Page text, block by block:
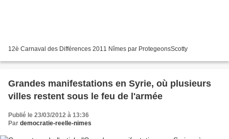
12è Carnaval des Différences 2011 Nîmes par ProtegeonsScotty
Grandes manifestations en Syrie, où plusieurs
villes restent sous le feu de l'armée
Publié le 23/03/2012 à 13:36
Par democratie-reelle-nimes